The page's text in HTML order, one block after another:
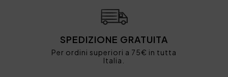
SPEDIZIONE GRATUITA
Per ordini superiori a 75€ in tutta
Italia.